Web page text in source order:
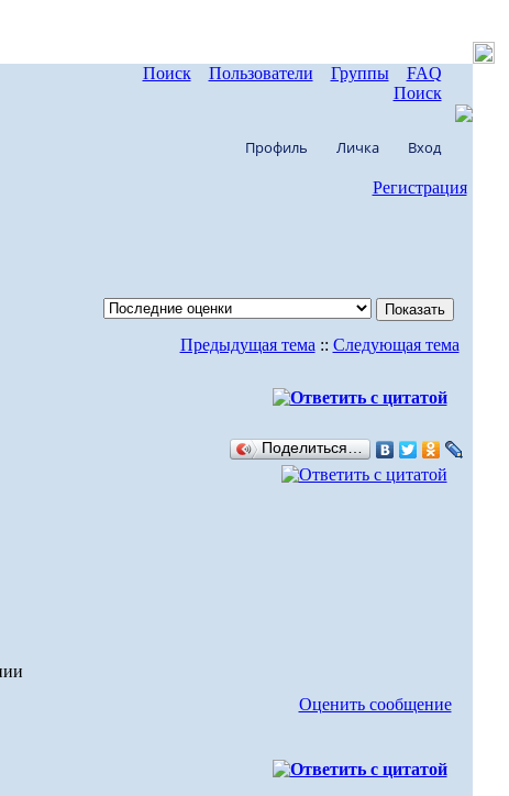
Поиск Пользователи Группы
FAQ
Поиск
Профиль Личка Вход
Регистрация
Предыдущая тема :: Следующая тема
Поделиться…
Оценить сообщение